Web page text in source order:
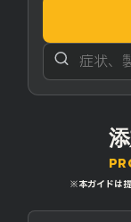
※本ガイドは